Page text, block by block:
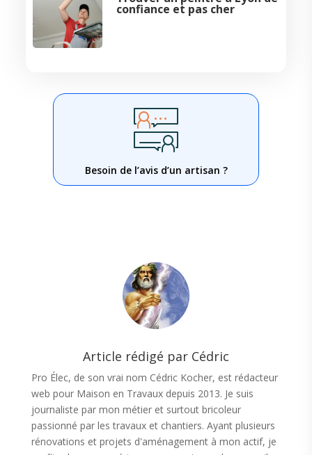
confiance et pas cher
Besoin de l’avis d’un artisan ?
Article rédigé par Cédric
Pro Élec, de son vrai nom Cédric Kocher, est rédacteur
web pour Maison en Travaux depuis 2013. Je suis
journaliste par mon métier et surtout bricoleur
passionné par les travaux et chantiers. Ayant plusieurs
rénovations et projets d'aménagement à mon actif, je